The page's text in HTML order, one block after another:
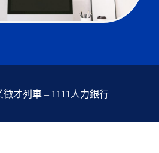
才列車 – 1111人力銀行